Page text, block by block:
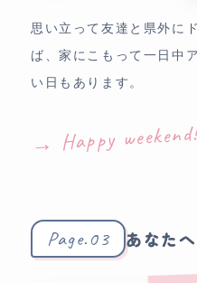
思い立って友達と県外に
ば、家にこもって一日中
い日もあります。
→ Happy
Page.03 あなた